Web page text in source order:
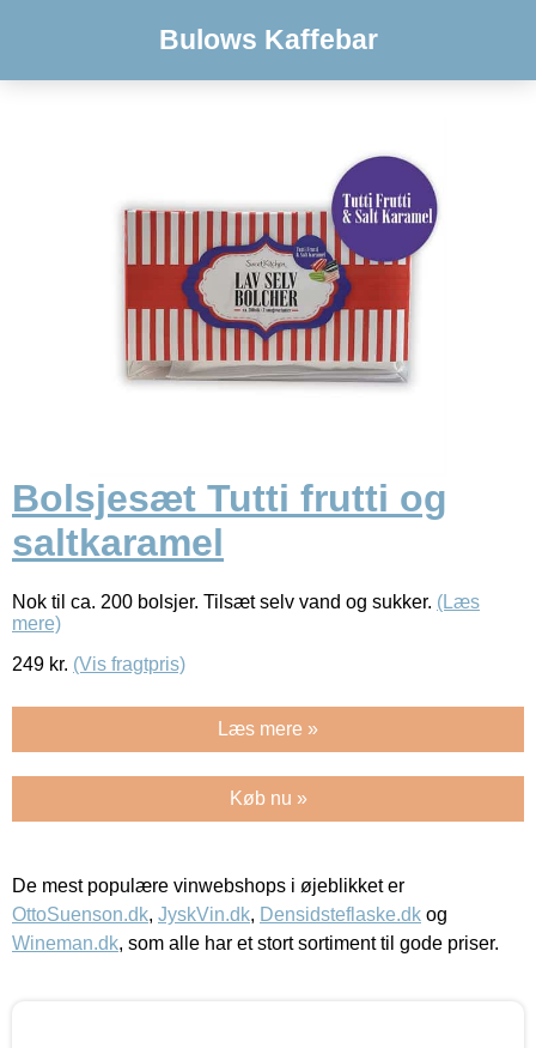
Bulows Kaffebar
Bolsjesæt Tutti frutti og
saltkaramel
Nok til ca. 200 bolsjer. Tilsæt selv vand og sukker. (Læs
mere)
249 kr. (Vis fragtpris)
Læs mere »
Køb nu »
De mest populære vinwebshops i øjeblikket er
OttoSuenson.dk, JyskVin.dk, Densidsteflaske.dk og
Wineman.dk, som alle har et stort sortiment til gode priser.